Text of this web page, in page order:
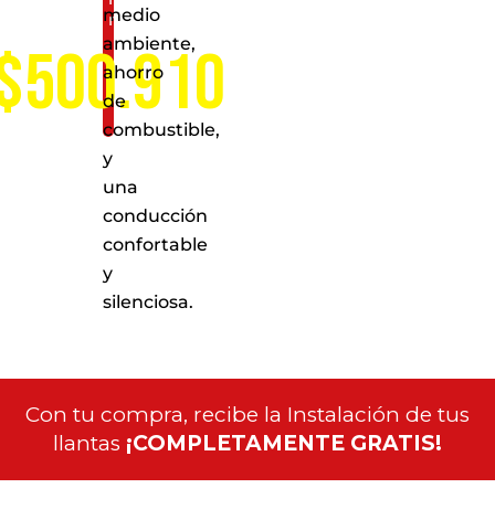
nacional
medio
ambiente,
ahorro
de
combustible,
y
una
conducción
confortable
y
silenciosa.
Con tu compra, recibe la Instalación de tus
llantas ¡COMPLETAMENTE GRATIS!